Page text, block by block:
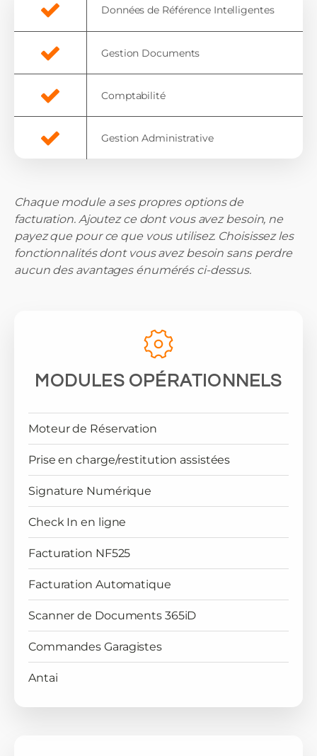
Données de Référence Intelligentes
Gestion Documents
Comptabilité
Gestion Administrative
Chaque module a ses propres options de
facturation. Ajoutez ce dont vous avez besoin, ne
payez que pour ce que vous utilisez. Choisissez les
fonctionnalités dont vous avez besoin sans perdre
aucun des avantages énumérés ci-dessus.
MODULES OPÉRATIONNELS
Moteur de Réservation
Prise en charge/restitution assistées
Signature Numérique
Check In en ligne
Facturation NF525
Facturation Automatique
Scanner de Documents 365iD
Commandes Garagistes
Antai